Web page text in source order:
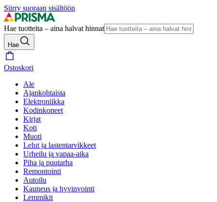
Siirry suoraan sisältöön
Hae tuotteita – aina halvat hinnat
Hae
Ostoskori
Ale
Ajankohtaista
Elektroniikka
Kodinkoneet
Kirjat
Koti
Muoti
Lelut ja lastentarvikkeet
Urheilu ja vapaa-aika
Piha ja puutarha
Remontointi
Autoilu
Kauneus ja hyvinvointi
Lemmikit